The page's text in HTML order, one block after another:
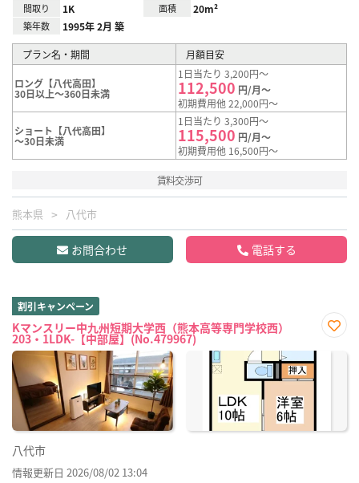
間取り 1K 面積 20m²
築年数 1995年 2月 築
プラン名・期間 月額目安
ロング【八代高田】
30日以上～360日未満
1日当たり 3,200円～
112,500 円/月～
初期費用他 22,000円～
ショート【八代高田】
～30日未満
1日当たり 3,300円～
115,500 円/月～
初期費用他 16,500円～
賃料交渉可
熊本県 八代市
お問合わせ 電話する
割引キャンペーン
Kマンスリー中九州短期大学西（熊本高等専門学校西）
203・1LDK-【中部屋】(No.479967)
に入
八代市
情報更新日 2026/08/02 13:04